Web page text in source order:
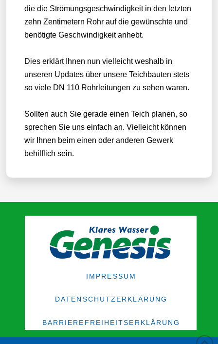
die die Strömungsgeschwindigkeit in den letzten
zehn Zentimetern Rohr auf die gewünschte und
benötigte Geschwindigkeit anhebt.
Dies erklärt Ihnen nun vielleicht weshalb in
unseren Updates über unsere Teichbauten stets
so viele DN 110 Rohrleitungen zu sehen waren.
Sollten auch Sie gerade einen Teich planen, so
sprechen Sie uns einfach an. Vielleicht können
wir Ihnen beim einen oder anderen Gewerk
behilflich sein.
IMPRESSUM
DATENSCHUTZERKLÄRUNG
BARRIEREFREIHEITSERKLÄRUNG